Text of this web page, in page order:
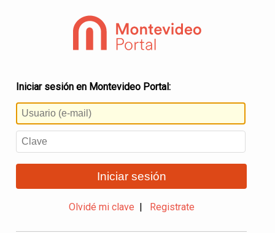
Iniciar sesión en Montevideo Portal:
Iniciar sesión
Olvidé mi clave Registrate